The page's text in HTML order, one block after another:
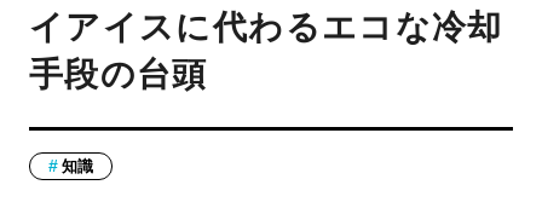
イアイスに代わるエコな冷却
手段の台頭
知識